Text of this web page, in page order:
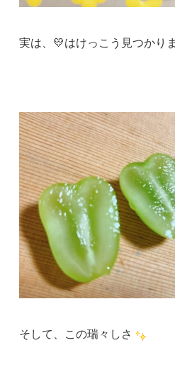
実は、💛はけっこう見つかり
そして、この瑞々しさ